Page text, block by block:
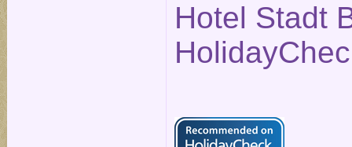
Hotel Stadt